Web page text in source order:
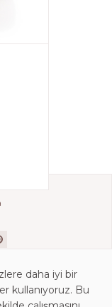
daha iyi bir
kullanıyoruz. Bu